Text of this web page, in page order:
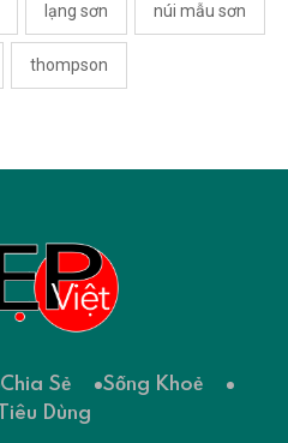
lạng sơn núi mẫu sơn
thompson
Chia Sẻ
Sống Khoẻ
Tiêu Dùng